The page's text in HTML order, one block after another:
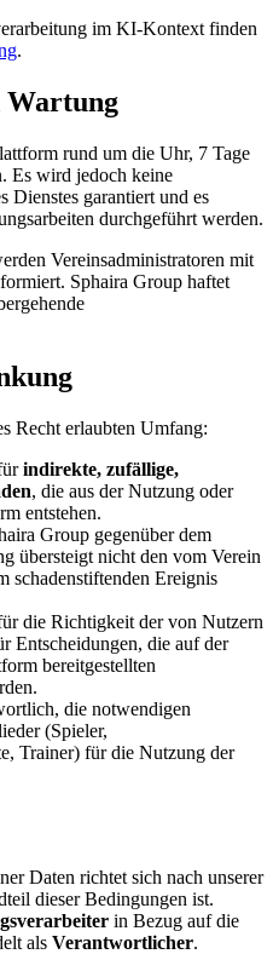
im KI-Kontext finden
.
Wartung
rund um die Uhr, 7 Tage
Es wird jedoch keine
Dienstes garantiert und es
durchgeführt werden.
Vereinsadministratoren mit
Sphaira Group haftet
Recht erlaubten Umfang:
indirekte, zufällige,
, die aus der Nutzung oder
entstehen.
Group gegenüber dem
übersteigt nicht den vom Verein
schadenstiftenden Ereignis
die Richtigkeit der von Nutzern
Entscheidungen, die auf der
bereitgestellten
die notwendigen
(Spieler,
Trainer) für die Nutzung der
Daten richtet sich nach unserer
dieser Bedingungen ist.
in Bezug auf die
als Verantwortlicher.